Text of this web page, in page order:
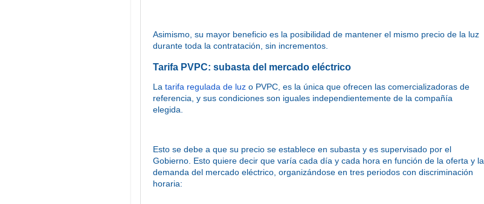
Asimismo, su mayor beneficio es la posibilidad de mantener el mismo precio de la luz
durante toda la contratación, sin incrementos.
Tarifa PVPC: subasta del mercado eléctrico
La tarifa regulada de luz o PVPC, es la única que ofrecen las comercializadoras de
referencia, y sus condiciones son iguales independientemente de la compañía
elegida.
Esto se debe a que su precio se establece en subasta y es supervisado por el
Gobierno. Esto quiere decir que varía cada día y cada hora en función de la oferta y la
demanda del mercado eléctrico, organizándose en tres periodos con discriminación
horaria: